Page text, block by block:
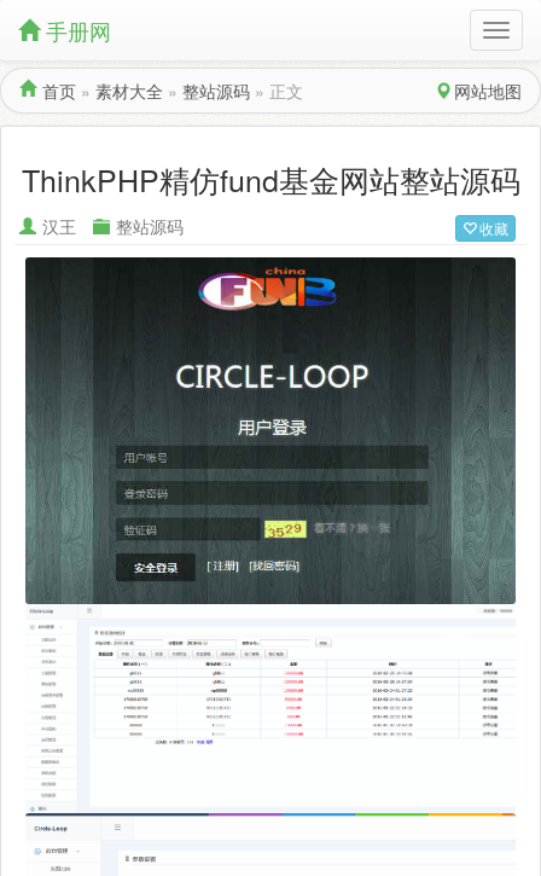
手册网
首页 » 素材大全 » 整站源码 » 正文 网站地图
ThinkPHP精仿fund基金网站整站源码
汉王 整站源码 收藏